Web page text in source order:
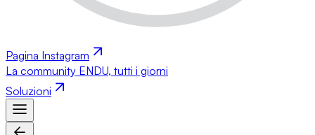
Pagina Instagram
La community ENDU, tutti i giorni
Soluzioni